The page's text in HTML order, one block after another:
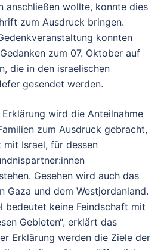
anschließen wollte, konnte dies
zum Ausdruck bringen.
konnten
zum 07. Oktober auf
die in den israelischen
gesendet werden.
wird die Anteilnahme
zum Ausdruck gebracht,
Israel, für dessen
Gesehen wird auch das
Gaza und dem Westjordanland.
bedeutet keine Feindschaft mit
Gebieten“, erklärt das
Erklärung werden die Ziele der